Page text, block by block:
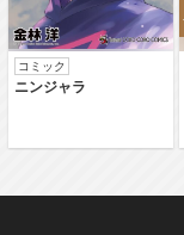
コミック
ニンジャラ